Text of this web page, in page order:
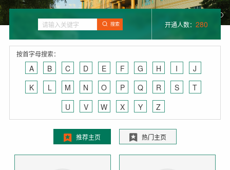
搜索 开通人数： 280
按首字母搜索：
A B C D E F G H I
J
K
L M N O P Q R S
T
U
V W X Y Z
推荐主页 热门主页